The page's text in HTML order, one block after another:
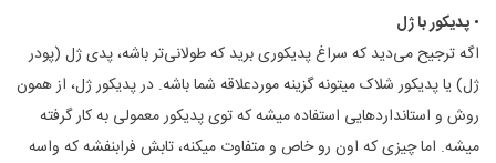
• پدیکور با ژل
اگه ترجیح می‌دید که سراغ پدیکوری برید که طولانی‌تر باشه، پدی ژل (پودر
ژل) یا پدیکور شلاک میتونه گزینه موردعلاقه شما باشه. در پدیکور ژل، از همون
روش و استانداردهایی استفاده میشه که توی پدیکور معمولی به کار گرفته
میشه. اما چیزی که اون رو خاص و متفاوت میکنه‌، تابش فرابنفشه که واسه